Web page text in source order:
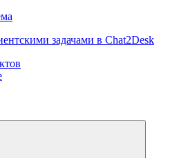
задачами в Chat2Desk